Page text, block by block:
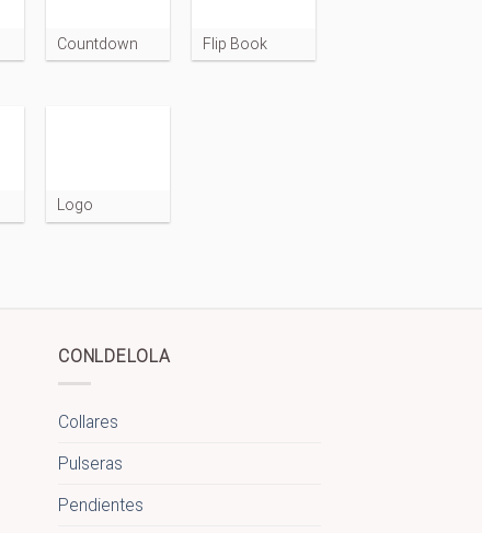
Countdown Flip Book
Logo
CONLDELOLA
Collares
Pulseras
Pendientes